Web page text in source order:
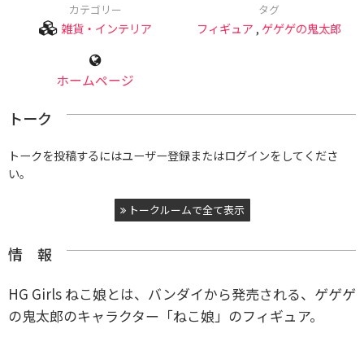
カテゴリー
雑貨・インテリア
タグ
フィギュア , ゲゲゲの鬼太郎
ホームページ
トーク
トークを投稿するにはユーザー登録またはログインをしてくださ
い。
トークルームで全て表示
情 報
HG Girls ねこ娘とは、バンダイから発売される、ゲゲゲ
の鬼太郎のキャラクター「ねこ娘」のフィギュア。